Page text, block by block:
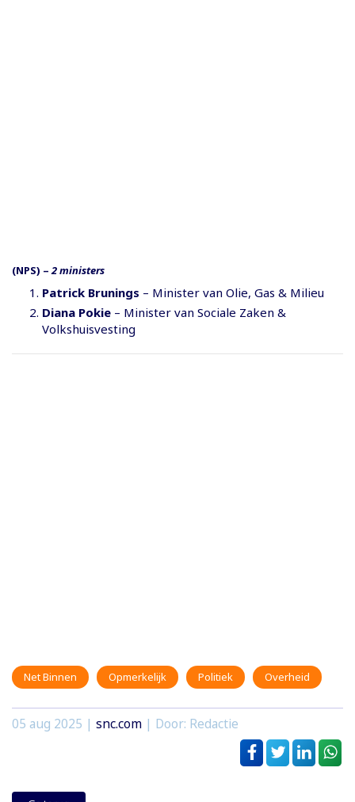
(NPS) –2 ministers
Patrick Brunings – Minister van Olie, Gas & Milieu
Diana Pokie – Minister van Sociale Zaken &
Volkshuisvesting
Net Binnen Opmerkelijk Politiek Overheid
05 aug 2025 | snc.com | Door: Redactie